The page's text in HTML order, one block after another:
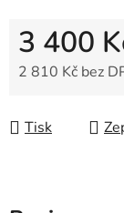
3 400
2 810 Kč bez
Tisk